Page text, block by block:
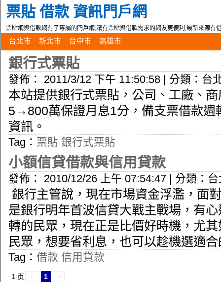
票貼 借款 資訊門戶網
票貼網與借款網有了專屬的門戶網,讓有票貼與借款需求的網友更便利,最新來源
台北市 新北市 台中市 高雄市
銀行式票貼
發佈： 2011/3/12 下午 11:50:58 | 分類：台
本站提供銀行式票貼，公司、工廠、
5→800萬保證月息1分，備支票借款週
資訊。
Tag： 票貼 銀行式票貼
小額信貸借款與信用貸款
發佈： 2010/12/26 上午 07:54:47 | 分類：
銀行主管說，現在市場資金浮濫，面
是銀行明年首波信貸大戰主戰場，有
轉的民眾，現在正是比價好時機，尤
民眾，想要省利息，也可以趁機選適
Tag： 借款 信用貸款
1 页 < 1 >